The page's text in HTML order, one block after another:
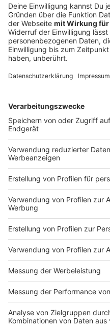
Update: So reagiert
Probleme bei der
Anzeige
Die Politik in
finden und arbeiten
es nur in Sachen
ist das Verfahren, um
worden. Sobald ein
Ukraine Kontakt zur
eine Aufenthaltserlaubnis
sie eine Arbeitserlaubnis
unabhängig davon, ob es
Angebot gibt oder nicht.
der Ausländerbehörde
Center. Das ist die
ist das eine
Papierkram bedeutet.
der Fall. Die
Phase ein hohes
offiziell aus dem
Flüchtlingsministerium.